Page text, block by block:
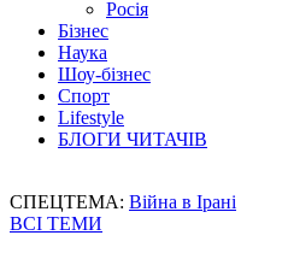
Росія
Бізнес
Наука
Шоу-бізнес
Спорт
Lifestyle
БЛОГИ ЧИТАЧІВ
СПЕЦТЕМА: Війна в Ірані
ВСІ ТЕМИ